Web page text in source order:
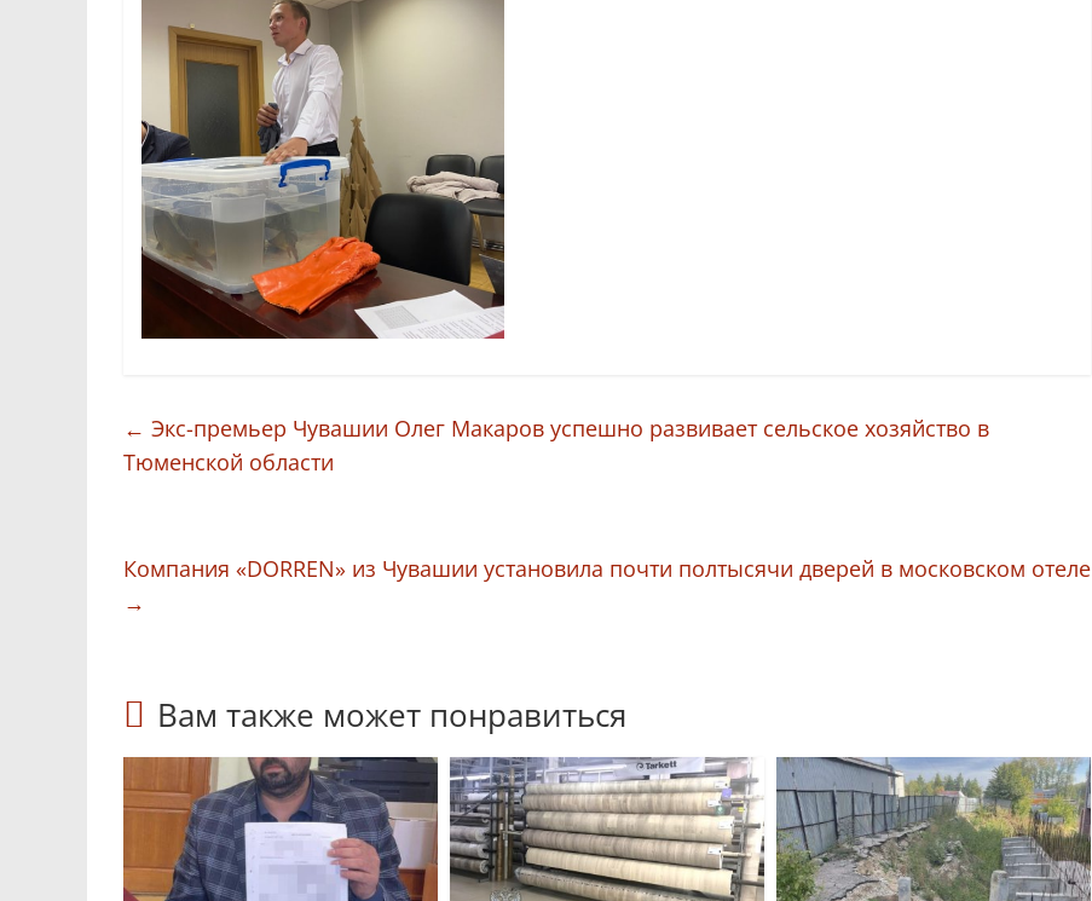
← Экс-премьер Чувашии Олег Макаров успешно развивает сельское хозяйство в
Тюменской области
Компания «DORREN» из Чувашии установила почти полтысячи дверей в московском отеле
→
Вам также может понравиться